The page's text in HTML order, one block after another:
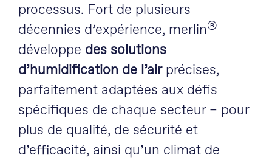
processus. Fort de plusieurs
décennies d’expérience, merlin®
développe des solutions
d’humidification de l’airprécises,
parfaitement adaptées aux défis
spécifiques de chaque secteur – pour
plus de qualité, de sécurité et
d’efficacité, ainsi qu’un climat de